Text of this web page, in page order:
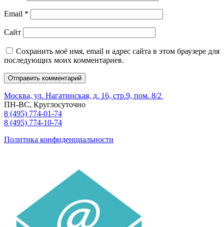
Email *
Сайт
Сохранить моё имя, email и адрес сайта в этом браузере для
последующих моих комментариев.
Москва, ул. Нагатинская, д. 16, стр.9, пом. 8/2
ПН-ВС, Круглосуточно
8 (495) 774-01-74
8 (495) 774-10-74
Политика конфиденциальности